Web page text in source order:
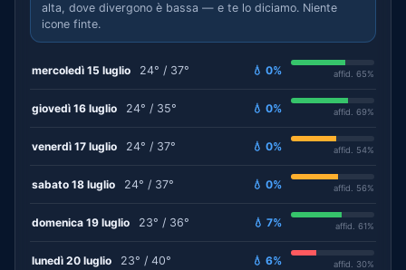
alta, dove divergono è bassa — e te lo diciamo. Niente
icone finte.
mercoledì 15 luglio 24° / 37° 💧 0% affid. 65%
giovedì 16 luglio 24° / 35° 💧 0% affid. 69%
venerdì 17 luglio 24° / 37° 💧 0% affid. 54%
sabato 18 luglio 24° / 37° 💧 0% affid. 56%
domenica 19 luglio 23° / 36° 💧 7% affid. 61%
lunedì 20 luglio 23° / 40° 💧 6% affid. 30%